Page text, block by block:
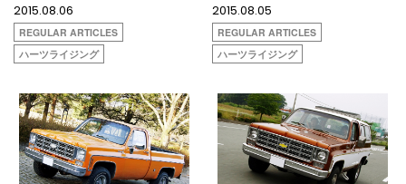
2015.08.06
REGULAR ARTICLES
ハーツライジング
2015.08.05
REGULAR ARTICLES
ハーツライジング